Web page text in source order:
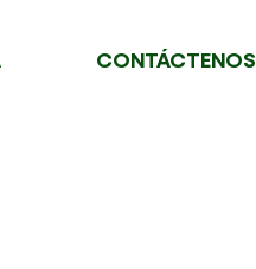
CONTÁCTENOS